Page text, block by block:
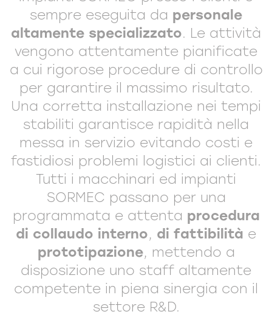
sempre eseguita da personale
altamente specializzato. Le attività
vengono attentamente pianificate
a cui rigorose procedure di controllo
per garantire il massimo risultato.
Una corretta installazione nei tempi
stabiliti garantisce rapidità nella
messa in servizio evitando costi e
fastidiosi problemi logistici ai clienti.
Tutti i macchinari ed impianti
SORMEC passano per una
programmata e attenta procedura
di collaudo interno, di fattibilità e
prototipazione, mettendo a
disposizione uno staff altamente
competente in piena sinergia con il
settore R&D.